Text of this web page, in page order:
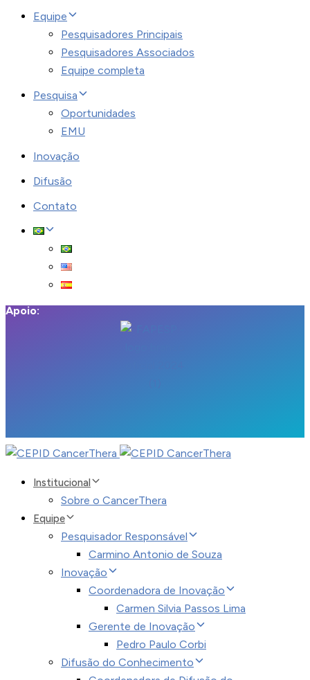
Equipe
Pesquisadores Principais
Pesquisadores Associados
Equipe completa
Pesquisa
Oportunidades
EMU
Inovação
Difusão
Contato
Apoio:
Institucional
Sobre o CancerThera
Equipe
Pesquisador Responsável
Carmino Antonio de Souza
Inovação
Coordenadora de Inovação
Carmen Silvia Passos Lima
Gerente de Inovação
Pedro Paulo Corbi
Difusão do Conhecimento